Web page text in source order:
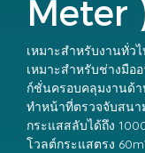
Meter
เหมาะสำหรับงานทั่ว
เหมาะสำหรับช่างมือ
ก์ชั่นครอบคลุมงานด้
ทำหน้าที่ตรวจจับสนา
กระแสสลับได้ถึง
โวลต์กระแสตรง